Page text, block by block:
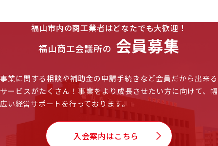
福山市内の商工業者はどなたでも大歓迎！
福山商工会議所の 会員募集
事業に関する相談や補助金の申請手続きなど会員だから出来る
サービスがたくさん！事業をより成長させたい方に向けて、幅
広い経営サポートを行っております。
入会案内はこちら